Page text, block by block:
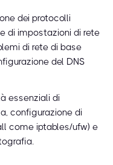
dei protocolli
di impostazioni di rete
di rete di base
del DNS
essenziali di
configurazione di
come iptables/ufw) e